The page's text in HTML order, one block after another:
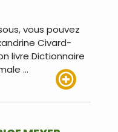
vous pouvez
Civard-
livre Dictionnaire
…